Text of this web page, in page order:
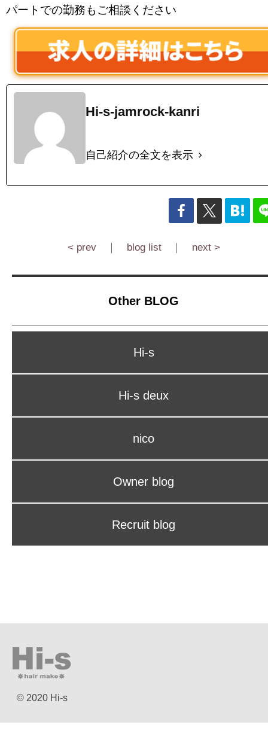
パートでの勤務もご相談ください
Hi-s-jamrock-kanri
自己紹介の全文を表示
< prev｜ blog list｜ next >
Other BLOG
Hi-s
Hi-s deux
nico
Owner blog
Recruit blog
© 2020 Hi-s